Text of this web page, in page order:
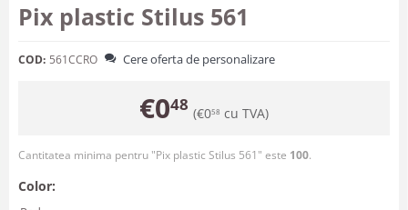
Pix plastic Stilus 561
COD: 561CCRO Cere oferta de personalizare
€048 (€058 cu TVA)
Cantitatea minima pentru "Pix plastic Stilus 561" este 100.
Color: